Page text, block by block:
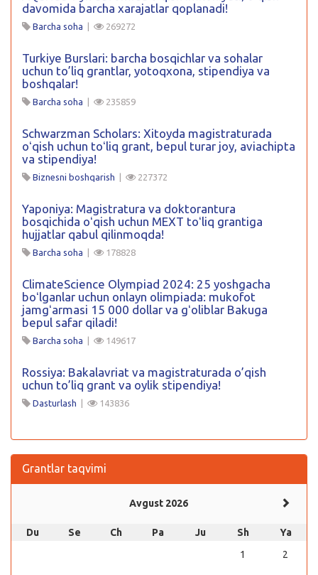
davomida barcha xarajatlar qoplanadi!
Barcha soha 269272
Turkiye Burslari: barcha bosqichlar va sohalar
uchun to’liq grantlar, yotoqxona, stipendiya va
boshqalar!
Barcha soha 235859
Schwarzman Scholars: Xitoyda magistraturada
oʻqish uchun toʻliq grant, bepul turar joy, aviachipta
va stipendiya!
Biznesni boshqarish 227372
Yaponiya: Magistratura va doktorantura
bosqichida oʻqish uchun MEXT toʻliq grantiga
hujjatlar qabul qilinmoqda!
Barcha soha 178828
ClimateScience Olympiad 2024: 25 yoshgacha
boʻlganlar uchun onlayn olimpiada: mukofot
jamgʻarmasi 15 000 dollar va gʻoliblar Bakuga
bepul safar qiladi!
Barcha soha 149617
Rossiya: Bakalavriat va magistraturada o’qish
uchun to’liq grant va oylik stipendiya!
Dasturlash 143836
Grantlar taqvimi
Avgust 2026
Du Se Ch Pa Ju Sh
Ya
1
2